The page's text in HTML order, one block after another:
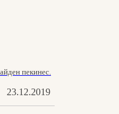
пекинес.
23.12.2019